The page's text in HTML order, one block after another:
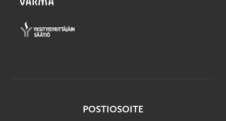
POSTIOSOITE